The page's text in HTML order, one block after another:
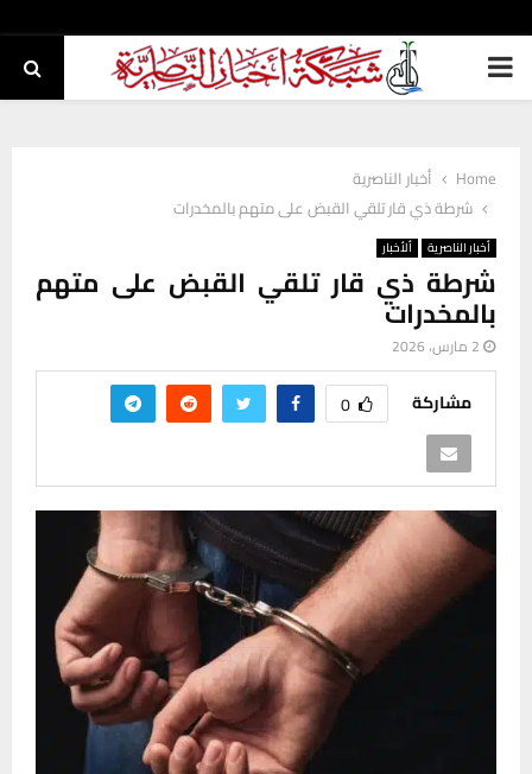
PRIMARY
Home
أخبار الناصرية
شرطة ذي قار تلقي القبض على متهم بالمخدرات
أخبار الناصرية ألأخبار
شرطة ذي قار تلقي القبض على متهم
بالمخدرات
2 مارس، 2026
مشاركة 0